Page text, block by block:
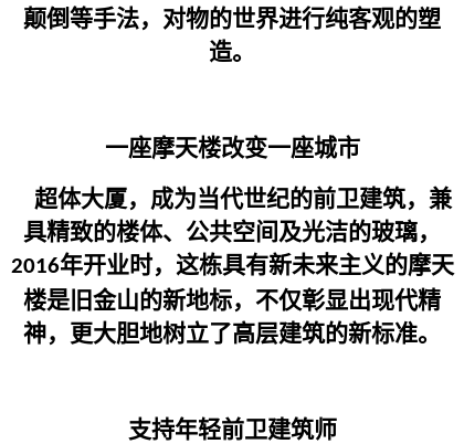
颠倒等手法，对物的世界进行纯客观的塑
造。
一座摩天楼改变一座城市
超体大厦，成为当代世纪的前卫建筑，兼
具精致的楼体、公共空间及光洁的玻璃，
2016年开业时，这栋具有新未来主义的摩天
楼是旧金山的新地标，不仅彰显出现代精
神，更大胆地树立了高层建筑的新标准。
支持年轻前卫建筑师